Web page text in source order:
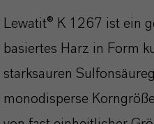
Lewatit® K 1267 ist ein
basiertes Harz in Form
starksauren
monodisperse